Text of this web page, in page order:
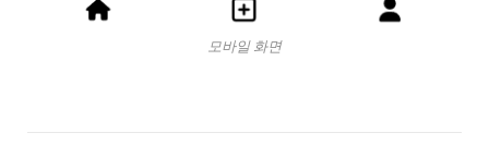
모바일 화면